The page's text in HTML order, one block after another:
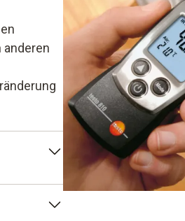
anderen
für die